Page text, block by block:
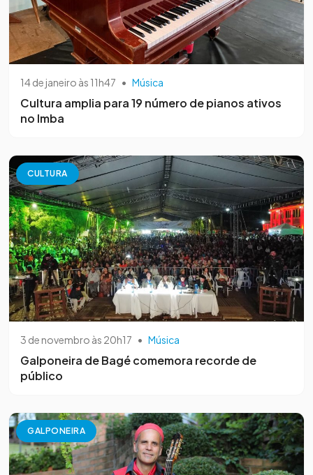
14 de janeiro às 11h47 • Música
Cultura amplia para 19 número de pianos ativos
no Imba
CULTURA
3 de novembro às 20h17 • Música
Galponeira de Bagé comemora recorde de
público
GALPONEIRA